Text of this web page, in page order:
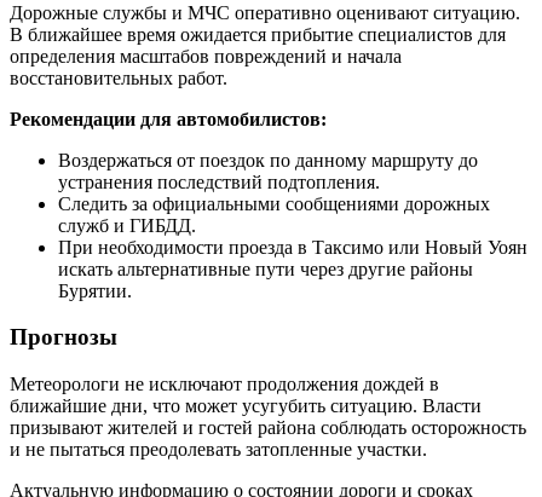
Дорожные службы и МЧС оперативно оценивают ситуацию.
В ближайшее время ожидается прибытие специалистов для
определения масштабов повреждений и начала
восстановительных работ.
Рекомендации для автомобилистов:
Воздержаться от поездок по данному маршруту до
устранения последствий подтопления.
Следить за официальными сообщениями дорожных
служб и ГИБДД.
При необходимости проезда в Таксимо или Новый Уоян
искать альтернативные пути через другие районы
Бурятии.
Прогнозы
Метеорологи не исключают продолжения дождей в
ближайшие дни, что может усугубить ситуацию. Власти
призывают жителей и гостей района соблюдать осторожность
и не пытаться преодолевать затопленные участки.
Актуальную информацию о состоянии дороги и сроках